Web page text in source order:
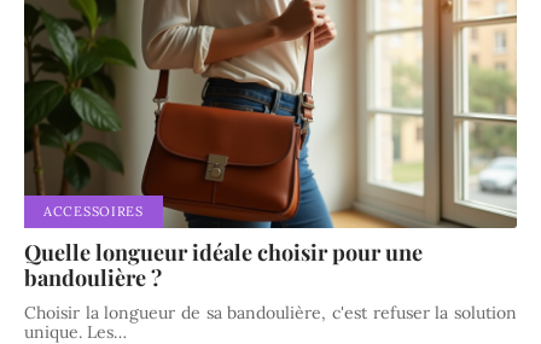
ACCESSOIRES
Quelle longueur idéale choisir pour une
bandoulière ?
Choisir la longueur de sa bandoulière, c'est refuser la solution
unique. Les…